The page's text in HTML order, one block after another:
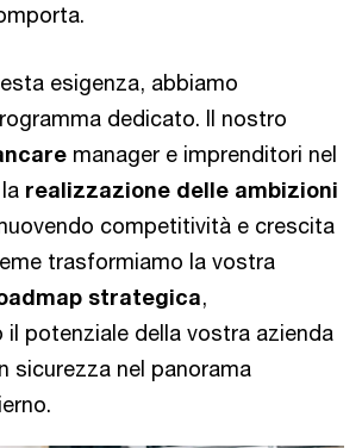
esigenza, abbiamo
dedicato. Il nostro
manager e imprenditori nel
realizzazione delle ambizioni
competitività e crescita
trasformiamo la vostra
strategica,
il potenziale della vostra azienda
sicurezza nel panorama